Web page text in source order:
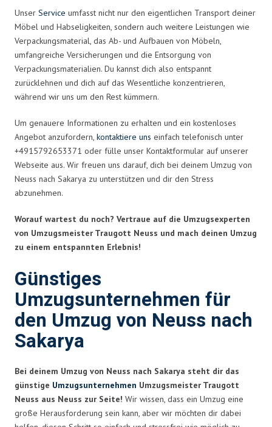
Unser Service umfasst nicht nur den eigentlichen Transport deiner
Möbel und Habseligkeiten, sondern auch weitere Leistungen wie
Verpackungsmaterial, das Ab- und Aufbauen von Möbeln,
umfangreiche Versicherungen und die Entsorgung von
Verpackungsmaterialien. Du kannst dich also entspannt
zurücklehnen und dich auf das Wesentliche konzentrieren,
während wir uns um den Rest kümmern.
Um genauere Informationen zu erhalten und ein kostenloses
Angebot anzufordern, kontaktiere uns einfach telefonisch unter
+4915792653371 oder fülle unser Kontaktformular auf unserer
Webseite aus. Wir freuen uns darauf, dich bei deinem Umzug von
Neuss nach Sakarya zu unterstützen und dir den Stress
abzunehmen.
Worauf wartest du noch? Vertraue auf die Umzugsexperten
von Umzugsmeister Traugott Neuss und mach deinen Umzug
zu einem entspannten Erlebnis!
Günstiges
Umzugsunternehmen für
den Umzug von Neuss nach
Sakarya
Bei deinem Umzug von Neuss nach Sakarya steht dir das
günstige Umzugsunternehmen Umzugsmeister Traugott
Neuss aus Neuss zur Seite! Wir wissen, dass ein Umzug eine
große Herausforderung sein kann, aber wir möchten dir dabei